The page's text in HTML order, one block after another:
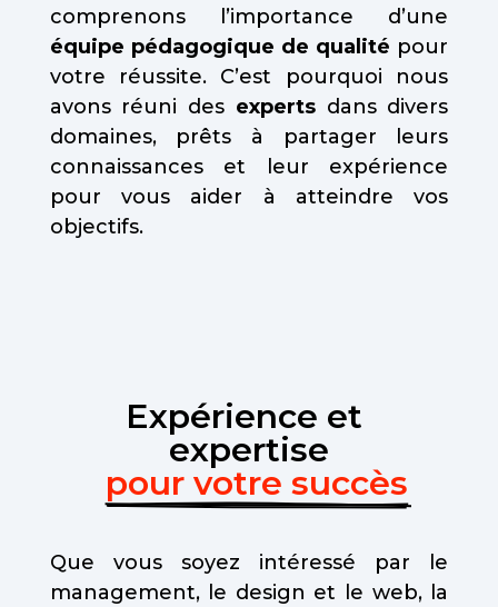
comprenons l’importance d’une
équipe pédagogique de qualité pour
votre réussite. C’est pourquoi nous
avons réuni des experts dans divers
domaines, prêts à partager leurs
connaissances et leur expérience
pour vous aider à atteindre vos
objectifs.
Expérience et
expertise
pour votre succès
Que vous soyez intéressé par le
management, le design et le web, la